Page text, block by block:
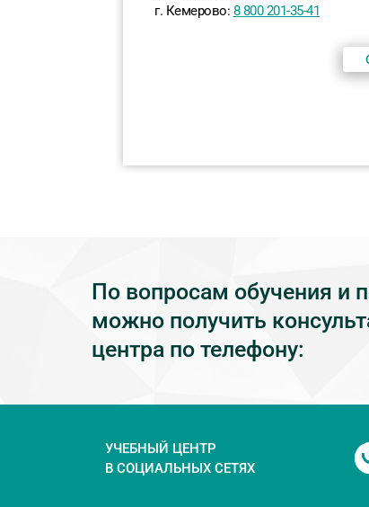
г. Кемерово: 8 800 201-35-41
По вопросам обучения и
можно получить
центра по телефону:
УЧЕБНЫЙ ЦЕНТР
В СОЦИАЛЬНЫХ СЕТЯХ